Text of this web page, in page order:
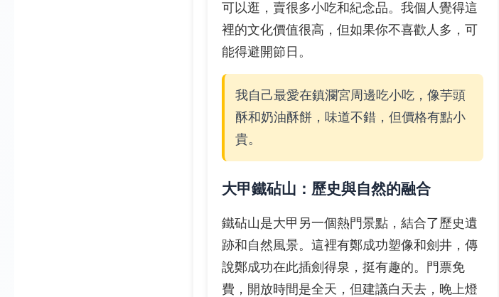
可以逛，賣很多小吃和紀念品。我個人覺得這
裡的文化價值很高，但如果你不喜歡人多，可
能得避開節日。
我自己最愛在鎮瀾宮周邊吃小吃，像芋頭
酥和奶油酥餅，味道不錯，但價格有點小
貴。
大甲鐵砧山：歷史與自然的融合
鐵砧山是大甲另一個熱門景點，結合了歷史遺
跡和自然風景。這裡有鄭成功塑像和劍井，傳
說鄭成功在此插劍得泉，挺有趣的。門票免
費，開放時間是全天，但建議白天去，晚上燈